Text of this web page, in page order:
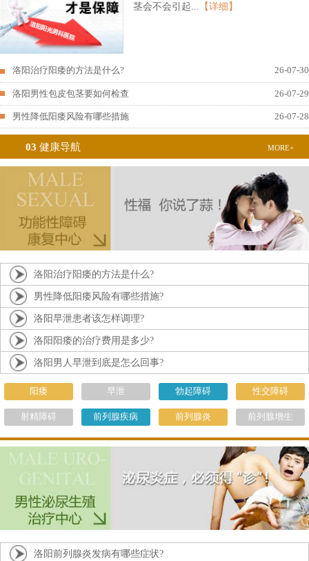
茎会不会引起...
【详细】
洛阳治疗阳痿的方法是什么? 26-07-30
洛阳男性包皮包茎要如何检查 26-07-29
男性降低阳痿风险有哪些措施 26-07-28
03 健康导航 MORE+
洛阳治疗阳痿的方法是什么?
男性降低阳痿风险有哪些措施?
洛阳早泄患者该怎样调理?
洛阳阳痿的治疗费用是多少?
洛阳男人早泄到底是怎么回事?
阳痿 早泄 勃起障碍 性交障碍
射精障碍 前列腺疾病 前列腺炎 前列腺增生
洛阳前列腺炎发病有哪些症状?